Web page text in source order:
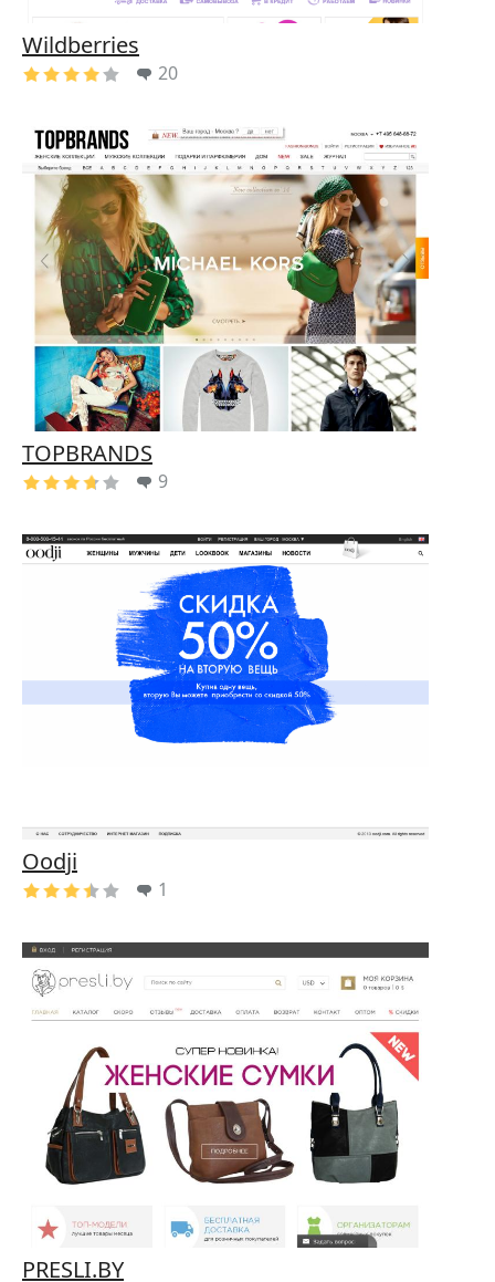
Wildberries
20
TOPBRANDS
9
Oodji
1
PRESLI.BY